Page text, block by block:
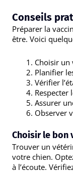
Conseils
Préparer la
être. Voici
Choisir un
Planifier
Vérifier
Respecter
Assurer
Observer
Choisir le bon
Trouver un
votre chien.
à l’écoute.